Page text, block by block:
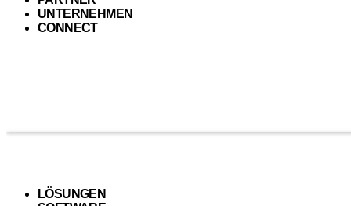
UNTERNEHMEN
CONNECT
LÖSUNGEN